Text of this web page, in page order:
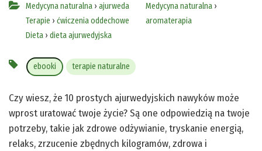
Medycyna naturalna › ajurweda
Terapie › ćwiczenia oddechowe
Dieta › dieta ajurwedyjska
Medycyna naturalna›
aromaterapia
ebooki terapie naturalne
Czy wiesz, że 10 prostych ajurwedyjskich nawyków może
wprost uratować twoje życie? Są one odpowiedzią na twoje
potrzeby, takie jak zdrowe odżywianie, tryskanie energią,
relaks, zrzucenie zbędnych kilogramów, zdrowa i